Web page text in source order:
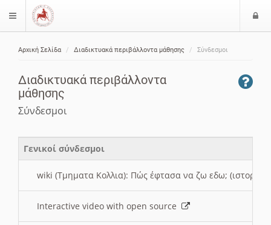
$langMenu
Αρχική Σελίδα Διαδικτυακά περιβάλλοντα μάθησης Σύνδεσμοι
Διαδικτυακά περιβάλλοντα
μάθησης
Σύνδεσμοι
Γενικοί σύνδεσμοι
wiki (Τμηματα Κολλια): Πώς έφτασα να ζω εδω; (ιστορια)
Interactive video with open source